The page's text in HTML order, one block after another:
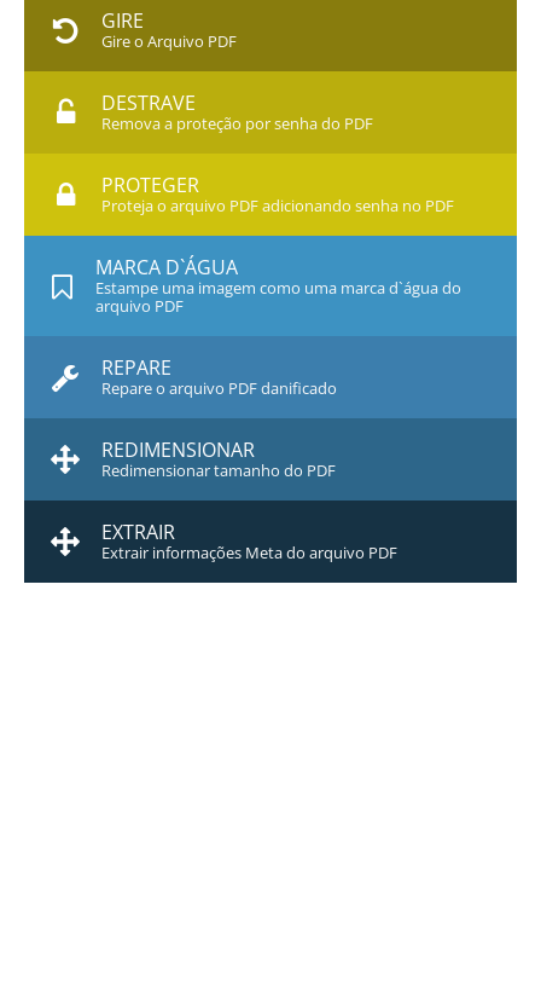
GIRE
Gire o Arquivo PDF
DESTRAVE
Remova a proteção por senha do PDF
PROTEGER
Proteja o arquivo PDF adicionando senha no PDF
MARCA D`ÁGUA
Estampe uma imagem como uma marca d`água do
arquivo PDF
REPARE
Repare o arquivo PDF danificado
REDIMENSIONAR
Redimensionar tamanho do PDF
EXTRAIR
Extrair informações Meta do arquivo PDF